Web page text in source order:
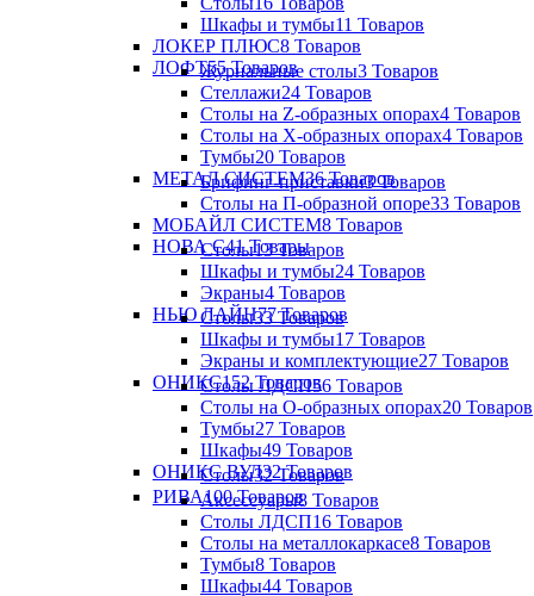
Шкафы и тумбы11 Товаров
ЛОКЕР ПЛЮС8 Товаров
ЛОФТ55 Товаров
Журнальные столы3 Товаров
Стеллажи24 Товаров
Столы на Z-образных опорах4 Товаров
Столы на Х-образных опорах4 Товаров
Тумбы20 Товаров
МЕТАЛ СИСТЕМ36 Товаров
Брифинг-приставки3 Товаров
Столы на П-образной опоре33 Товаров
МОБАЙЛ СИСТЕМ8 Товаров
НОВА С41 Товары
Столы13 Товаров
Шкафы и тумбы24 Товаров
Экраны4 Товаров
НЬЮ ЛАЙН77 Товаров
Столы33 Товаров
Шкафы и тумбы17 Товаров
Экраны и комплектующие27 Товаров
ОНИКС152 Товаров
Столы ЛДСП56 Товаров
Столы на О-образных опорах20 Товаров
Тумбы27 Товаров
Шкафы49 Товаров
ОНИКС ВУД32 Товаров
Столы32 Товаров
РИВА100 Товаров
Аксессуары8 Товаров
Столы ЛДСП16 Товаров
Столы на металлокаркасе8 Товаров
Тумбы8 Товаров
Шкафы44 Товаров